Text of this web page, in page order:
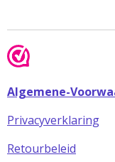
Algemene-
Privacyverklaring
Retourbeleid